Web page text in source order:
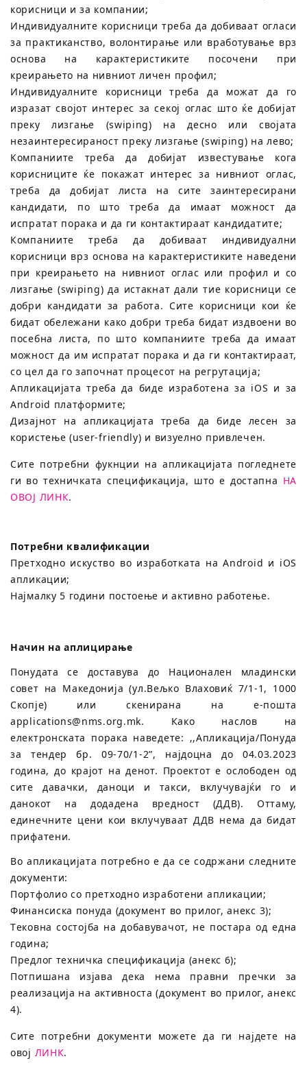
корисници и за компании;
Индивидуалните корисници треба да добиваат огласи
за практиканство, волонтирање или вработување врз
основа на карактеристиките посочени при
креирањето на нивниот личен профил;
Индивидуалните корисници треба да можат да го
изразат својот интерес за секој оглас што ќе добијат
преку лизгање (swiping) на десно или својата
незаинтересираност преку лизгање (swiping) на лево;
Компаниите треба да добијат известување кога
корисниците ќе покажат интерес за нивниот оглас,
треба да добијат листа на сите заинтересирани
кандидати, по што треба да имаат можност да
испратат порака и да ги контактираат кандидатите;
Компаниите треба да добиваат индивидуални
корисници врз основа на карактеристиките наведени
при креирањето на нивниот оглас или профил и со
лизгање (swiping) да истакнат дали тие корисници се
добри кандидати за работа. Сите корисници кои ќе
бидат обележани како добри треба бидат издвоени во
посебна листа, по што компаниите треба да имаат
можност да им испратат порака и да ги контактираат,
со цел да го започнат процесот на регрутација;
Апликацијата треба да биде изработена за iOS и за
Android платформите;
Дизајнот на апликацијата треба да биде лесен за
користење (user-friendly) и визуелно привлечен.
Сите потребни фукнции на апликацијата погледнете
ги во техничката спецификација, што е достапна НА
ОВОЈ ЛИНК.
Потребни квалификации
Претходно искуство во изработката на Android и iOS
апликации;
Најмалку 5 години постоење и активно работење.
Начин на аплицирање
Понудата се доставува до Национален младински
совет на Македонија (ул.Вељко Влаховиќ 7/1-1, 1000
Скопје) или скенирана на е-поштa
applications@nms.org.mk. Како наслов на
електронската порака наведете: ,,Апликација/Понуда
за тендер бр. 09-70/1-2”, најдоцна до 04.03.2023
година, до крајот на денот. Проектoт е ослободен од
сите давачки, даноци и такси, вклучувајќи го и
данокот на додадена вредност (ДДВ). Оттаму,
единечните цени кои вклучуваат ДДВ нема да бидат
прифатени.
Во апликацијата потребно е да се содржани следните
документи:
Портфолио со претходно изработени апликации;
Финансиска понуда (документ во прилог, анекс 3);
Tековна состојба на добавувачот, не постара од една
годинa;
Предлог техничка спецификација (анекс 6);
Потпишана изјава дека нема правни пречки за
реализација на активноста (документ во прилог, анекс
4).
Сите потребни документи можете да ги најдете на
овој ЛИНК.